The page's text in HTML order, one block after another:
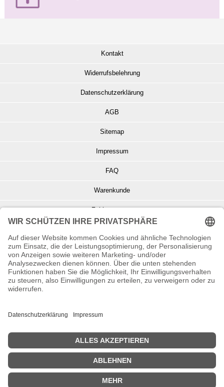
Kontakt
Widerrufsbelehrung
Datenschutzerklärung
AGB
Sitemap
Impressum
FAQ
Warenkunde
Zahlungsarten
Info zu Elektro- u. Elektronikgeräten
Batterieentsorgung
Informationen zur Echtheit von Kundenbewertungen
© Copyright 2026 Wohnambiente-Shop